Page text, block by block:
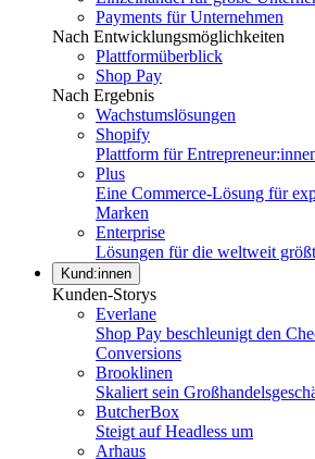
Payments für Unternehmen
Nach Entwicklungsmöglichkeiten
Plattformüberblick
Shop Pay
Nach Ergebnis
Wachstumslösungen
Shopify
Plattform für
Plus
Eine Commerce-Lösung für
Marken
Enterprise
Lösungen für die weltweit
Kund:innen
Kunden-Storys
Everlane
Shop Pay beschleunigt den
Conversions
Brooklinen
Skaliert sein
ButcherBox
Steigt auf Headless um
Arhaus